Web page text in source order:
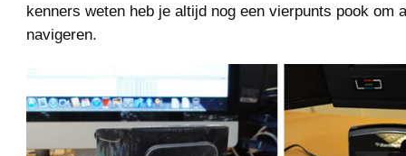
kenners weten heb je altijd nog een vierpunts pook om
navigeren.